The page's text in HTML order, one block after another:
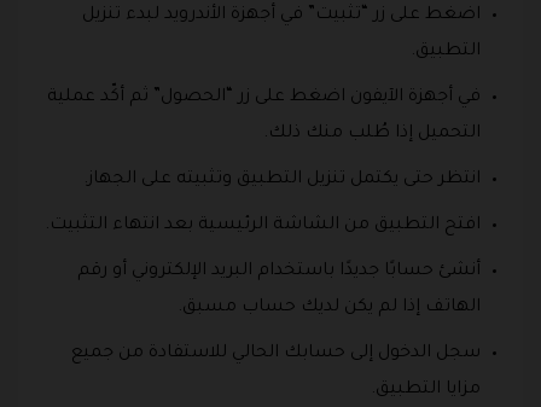
اضغط على زر “تثبيت” في أجهزة الأندرويد لبدء تنزيل
التطبيق.
في أجهزة الآيفون اضغط على زر “الحصول” ثم أكّد عملية
التحميل إذا طُلب منك ذلك.
انتظر حتى يكتمل تنزيل التطبيق وتثبيته على الجهاز.
افتح التطبيق من الشاشة الرئيسية بعد انتهاء التثبيت.
أنشئ حسابًا جديدًا باستخدام البريد الإلكتروني أو رقم
الهاتف إذا لم يكن لديك حساب مسبق.
سجل الدخول إلى حسابك الحالي للاستفادة من جميع
مزايا التطبيق.